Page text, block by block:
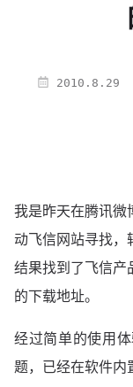
2010.8.29
我是昨天在腾讯微
动飞信网站寻找，
结果找到了飞信产
的下载地址。
经过简单的使用
题，已经在软件内